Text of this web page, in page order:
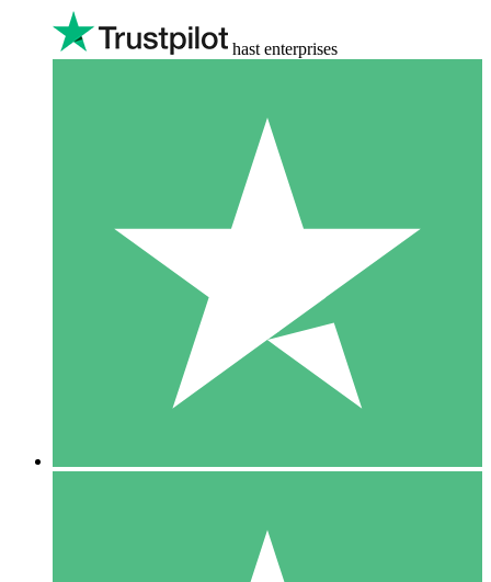
hast enterprises